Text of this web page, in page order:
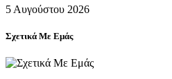
5 Αυγούστου 2026
Σχετικά Με Εμάς